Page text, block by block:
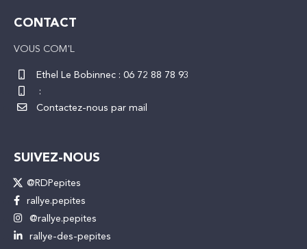
CONTACT
VOUS COM'L
Ethel Le Bobinnec : 06 72 88 78 93
:
Contactez-nous par mail
SUIVEZ-NOUS
@RDPepites
rallye.pepites
@rallye.pepites
rallye-des-pepites